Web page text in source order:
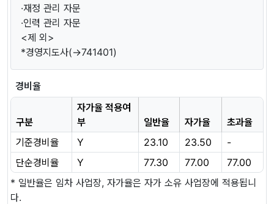
·재정 관리 자문
·인력 관리 자문
<제 외>
*경영지도사(→741401)
경비율
구분
자가율 적용여
부
일반율 자가율
초과율
기준경비율
Y 23.10 23.50
-
단순경비율
Y 77.30 77.00
77.00
* 일반율은 임차 사업장, 자가율은 자가 소유 사업장에 적용됩니
다.